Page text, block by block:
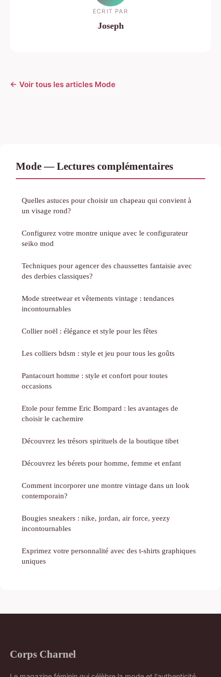
ECRIT PAR
Joseph
← Voir tous les articles Mode
Mode — Lectures complémentaires
Quelles astuces pour choisir un chapeau qui convient à
un visage rond?
Configurez votre montre unique avec le configurateur
seiko mod
Techniques pour agencer des chaussettes fantaisie avec
des derbies classiques?
Mode streetwear et vêtements vintage : tendances
incontournables
Collier noël : élégance et style pour les fêtes
Les colliers bdsm : style et jeu pour tous les goûts
Pantacourt homme : style et confort pour toutes
occasions
Etole pour femme Eric Bompard : les avantages de
choisir le cachemire
Découvrez les trésors spirituels de la boutique tibet
Découvrez les bérets pour homme, femme et enfant
Comment incorporer une montre vintage dans un look
contemporain?
Bougies sneakers : nike, jordan, air force, yeezy
incontournables
Exprimez votre personnalité avec des t-shirts graphiques
uniques
Corps Charnel